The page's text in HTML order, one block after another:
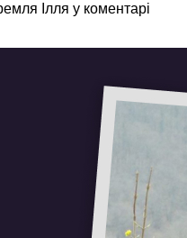
Ілля у коментарі